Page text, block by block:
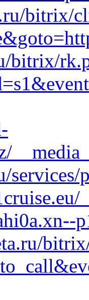
bitrix/
bitrix/
services/